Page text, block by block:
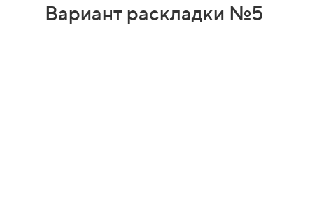
Вариант раскладки №5